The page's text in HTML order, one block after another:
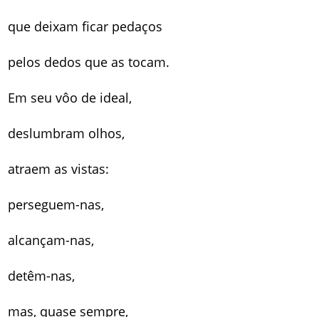
que deixam ficar pedaços
pelos dedos que as tocam.
Em seu vôo de ideal,
deslumbram olhos,
atraem as vistas:
perseguem-nas,
alcançam-nas,
detêm-nas,
mas, quase sempre,